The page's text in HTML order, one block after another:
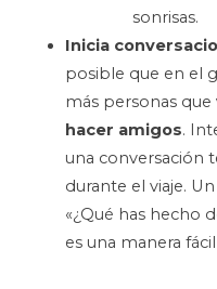
sonrisas.
Inicia
posible que en el
más personas que
hacer amigos.
una conversación
durante el viaje.
«¿Qué has hecho
es una manera